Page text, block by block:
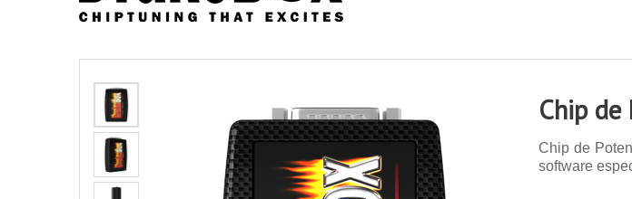
Chip de
Chip de
software